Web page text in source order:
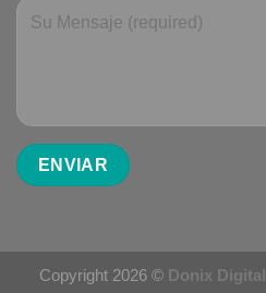
Copyright 2026 © Donix Digital